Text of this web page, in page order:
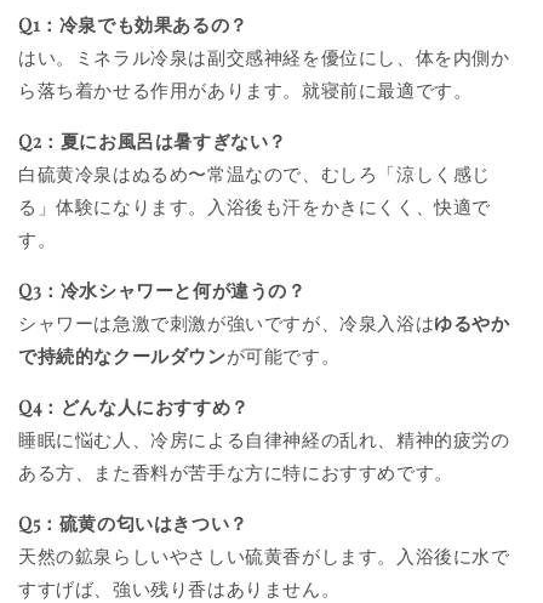
Q1：冷泉でも効果あるの？
はい。ミネラル冷泉は副交感神経を優位にし、体を内側か
ら落ち着かせる作用があります。就寝前に最適です。
Q2：夏にお風呂は暑すぎない？
白硫黄冷泉はぬるめ〜常温なので、むしろ「涼しく感じ
る」体験になります。入浴後も汗をかきにくく、快適で
す。
Q3：冷水シャワーと何が違うの？
シャワーは急激で刺激が強いですが、冷泉入浴はゆるやか
で持続的なクールダウンが可能です。
Q4：どんな人におすすめ？
睡眠に悩む人、冷房による自律神経の乱れ、精神的疲労の
ある方、また香料が苦手な方に特におすすめです。
Q5：硫黄の匂いはきつい？
天然の鉱泉らしいやさしい硫黄香がします。入浴後に水で
すすげば、強い残り香はありません。